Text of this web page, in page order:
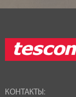
КОНТАКТЫ: